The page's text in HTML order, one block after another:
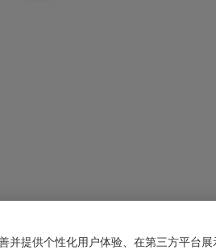
并提供个性化用户体验、在第三方平台